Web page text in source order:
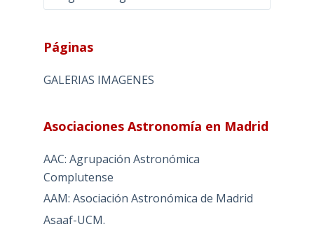
Páginas
GALERIAS IMAGENES
Asociaciones Astronomía en Madrid
AAC: Agrupación Astronómica
Complutense
AAM: Asociación Astronómica de Madrid
Asaaf-UCM.